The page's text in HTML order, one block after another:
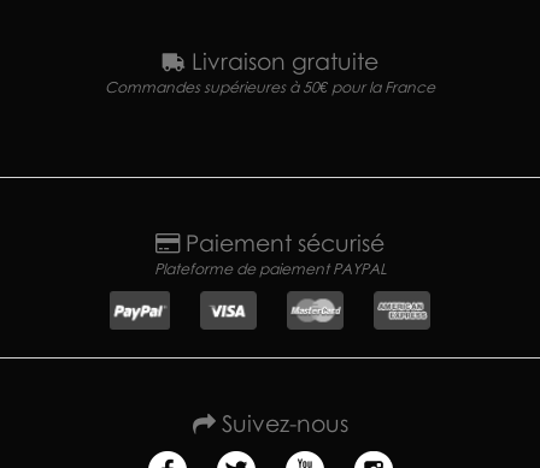
Livraison gratuite
Commandes supérieures à 50€ pour la France
Paiement sécurisé
Plateforme de paiement PAYPAL
Suivez-nous